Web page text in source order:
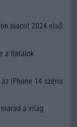
piacot 2024 első
a fiatalok
iPhone 14 széria
a világ